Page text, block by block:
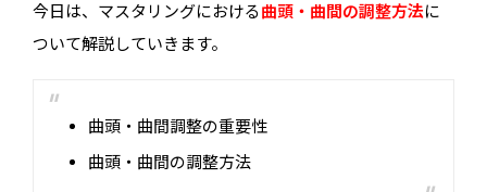
今日は、マスタリングにおける曲頭・曲間の調整方法に
ついて解説していきます。
曲頭・曲間調整の重要性
曲頭・曲間の調整方法